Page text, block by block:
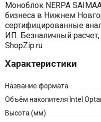
Моноблок NERPA
бизнеса в Нижнем
сертифицированные
ИП. Безналичный расчет,
ShopZip.ru
Характеристики
Название формата
Объём накопителя Intel
Высота (мм)